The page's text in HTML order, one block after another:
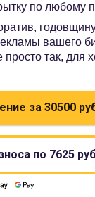
по любому
вашего
так, для
за 30500
по 7625